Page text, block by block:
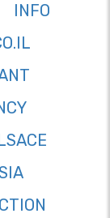
INFO